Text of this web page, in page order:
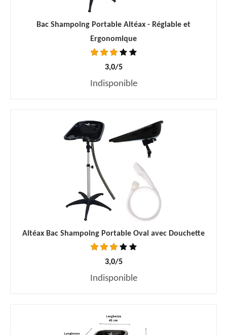
Bac Shampoing Portable Altéax - Réglable et
Ergonomique
3,0/5
Indisponible
Altéax Bac Shampoing Portable Oval avec Douchette
3,0/5
Indisponible